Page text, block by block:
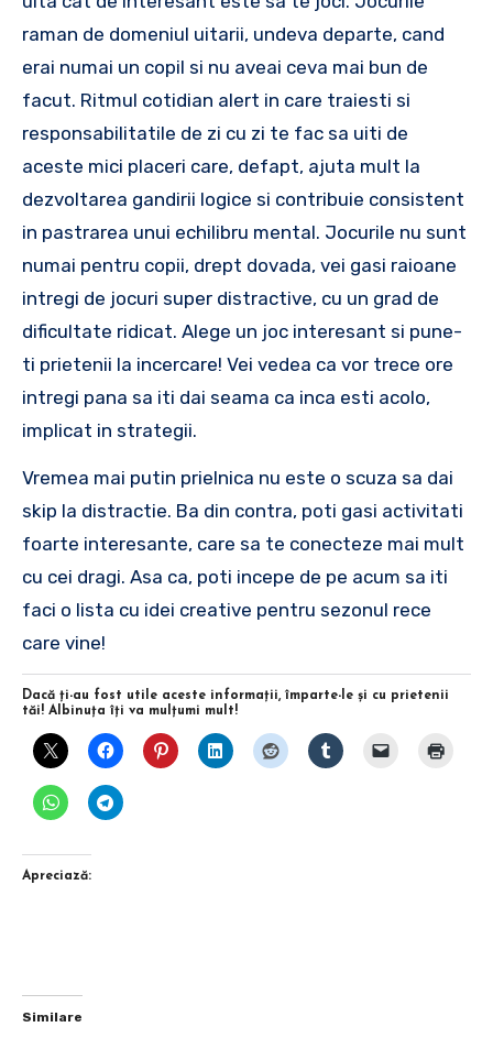
raman de domeniul uitarii, undeva departe, cand
erai numai un copil si nu aveai ceva mai bun de
facut. Ritmul cotidian alert in care traiesti si
responsabilitatile de zi cu zi te fac sa uiti de
aceste mici placeri care, defapt, ajuta mult la
dezvoltarea gandirii logice si contribuie consistent
in pastrarea unui echilibru mental. Jocurile nu sunt
numai pentru copii, drept dovada, vei gasi raioane
intregi de jocuri super distractive, cu un grad de
dificultate ridicat. Alege un joc interesant si pune-
ti prietenii la incercare! Vei vedea ca vor trece ore
intregi pana sa iti dai seama ca inca esti acolo,
implicat in strategii.
Vremea mai putin prielnica nu este o scuza sa dai
skip la distractie. Ba din contra, poti gasi activitati
foarte interesante, care sa te conecteze mai mult
cu cei dragi. Asa ca, poti incepe de pe acum sa iti
faci o lista cu idei creative pentru sezonul rece
care vine!
Dacă ţi-au fost utile aceste informaţii, împarte-le şi cu prietenii
tăi! Albinuţa îţi va mulţumi mult!
Apreciază:
Similare